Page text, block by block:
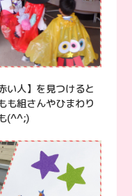
い人】を見つけると
も組さんやひまわり
(^^;)